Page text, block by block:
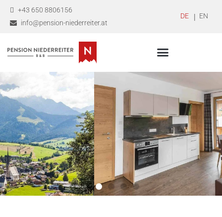
+43 650 8806156
info@pension-niederreiter.at
DEUTSCH
HERZLICH WILLKOMMEN
Pension Niederreiter